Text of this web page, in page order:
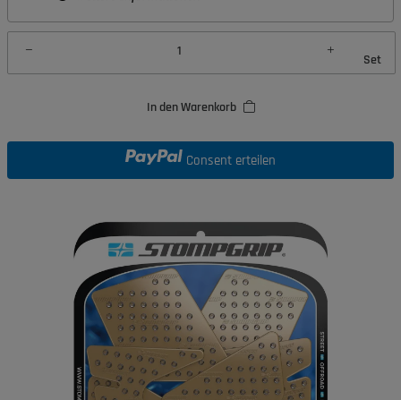
Set
In den Warenkorb
Consent erteilen